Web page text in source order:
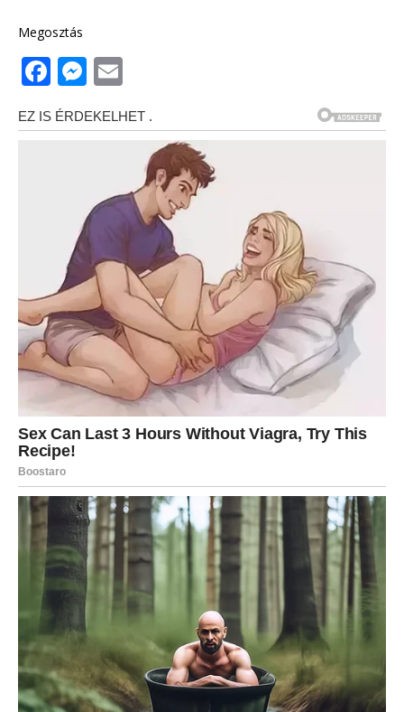
Megosztás
F
a
c
k
M
ss
g
e
r
ai